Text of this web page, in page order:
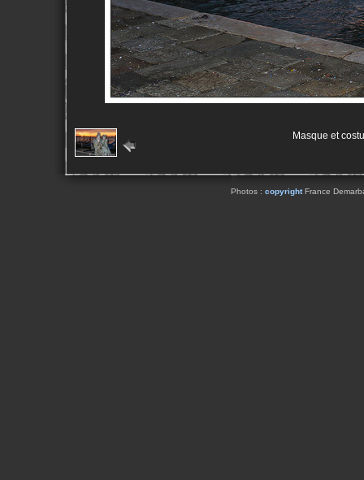
Masque et
Photos : copyrightFrance